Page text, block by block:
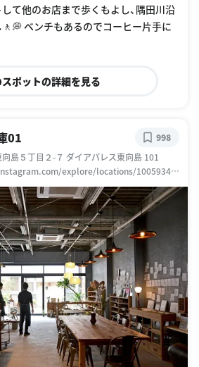
て他のお店まで歩くもよし、隅田川沿
ベンチもあるのでコーヒー片手に
スポットの詳細を見る
01
島５丁目２-７ ダイアパレス東向島 101
explore/locations/10059346
998